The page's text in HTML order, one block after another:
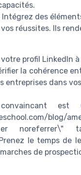
Intégrez des
réussites. Ils
profil LinkedIn
la cohérence
entreprises dans
est
blog/
noreferrer\"
le temps de
de